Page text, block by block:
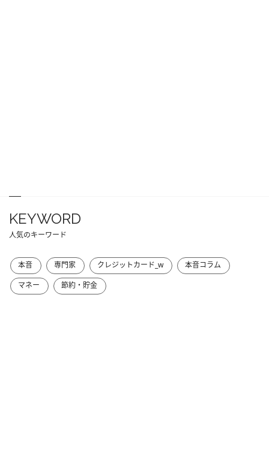
KEYWORD
人気のキーワード
本音 専門家 クレジットカード_w
本音コラム
マネー
節約・貯金